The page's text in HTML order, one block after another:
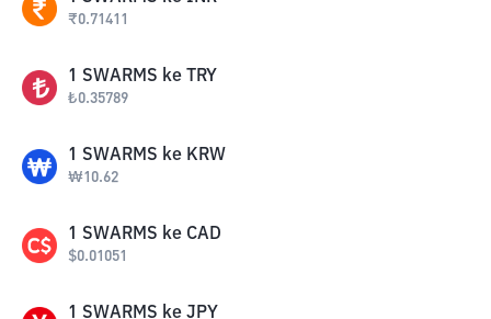
₹0.71411
1 SWARMS ke TRY
₺0.35789
1 SWARMS ke KRW
₩10.62
1 SWARMS ke CAD
$0.01051
1 SWARMS ke JPY